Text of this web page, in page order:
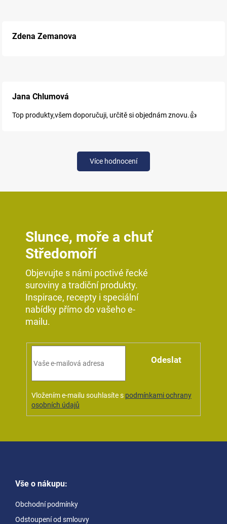
Zdena Zemanova
Jana Chlumová
Top produkty,všem doporučuji, určitě si objednám znovu.👍
Více hodnocení
Slunce, moře a chuť
Středomoří
Objevujte s námi poctivé řecké
suroviny a tradiční produkty.
Inspirace, recepty i speciální
nabídky přímo do vašeho e-
mailu.
Vložením e-mailu souhlasíte s podmínkami ochrany
osobních údajů
Odeslat
Vše o nákupu:
Obchodní podmínky
Odstoupení od smlouvy